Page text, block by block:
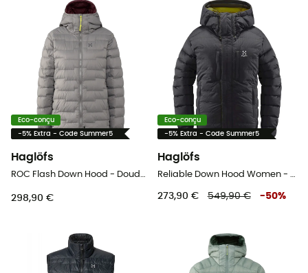
Eco-conçu
-5% Extra - Code Summer5
Haglöfs
ROC Flash Down Hood - Doudoune femme
298,90 €
Eco-conçu
-5% Extra - Code Summer5
Haglöfs
Reliable Down Hood Women - Doudoune femme
273,90 € 549,90 € -50%